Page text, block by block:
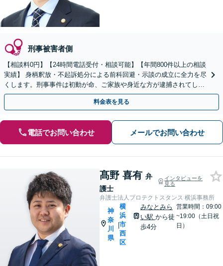
刑事被害者側
【相談料0円】【24時間電話受付・相談可能】【年間800件以上の相談
実績】 身柄釈放・不起訴処分による前科回避・示談の成立に全力を尽
くします。刑事事件は初動が命、ご家族や身近な方が逮捕されてしま
ったら一刻も早くお電話ください。
料金表を見る
電話でお問い合わせ メールでお問い合わせ
髙野 喜有 弁
護士
インタビューを
見る
弁護士法人プロテクトスタンス 横浜事務所
神
奈
川
県
|
横
浜
市
西
区
みなとみら
い駅 から徒
歩4分
営業時間：09:00
~19:00（土日祝
日）